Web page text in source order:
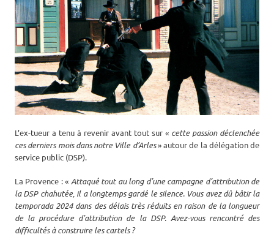
L’ex-tueur a tenu à revenir avant tout sur « cette passion déclenchée
ces derniers mois dans notre Ville d’Arles» autour de la délégation de
service public (DSP).
La Provence : « Attaqué tout au long d’une campagne d’attribution de
la DSP chahutée, il a longtemps gardé le silence. Vous avez dû bâtir la
temporada 2024 dans des délais très réduits en raison de la longueur
de la procédure d’attribution de la DSP. Avez-vous rencontré des
difficultés à construire les cartels ?